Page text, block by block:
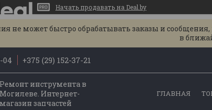
Начать продавать на Deal.by
не может быстро обрабатывать заказы и
в
04 +375 (29) 152-37-21
Ремонт инструмента в
Могилеве. Интернет-
магазин запчастей
ГЛАВНАЯ